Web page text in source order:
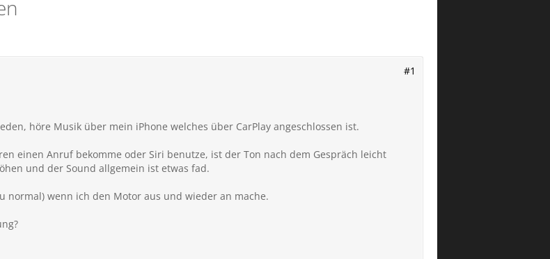
#1
höre Musik über mein iPhone welches über CarPlay angeschlossen ist.
einen Anruf bekomme oder Siri benutze, ist der Ton nach dem Gespräch leicht
und der Sound allgemein ist etwas fad.
normal) wenn ich den Motor aus und wieder an mache.